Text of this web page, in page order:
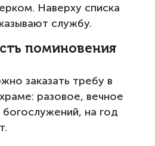
Наверху списка
службу.
поминовения
заказать требу в
разовое, вечное
на год